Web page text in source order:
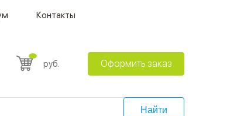
Контакты
руб. Оформить заказ
Найти